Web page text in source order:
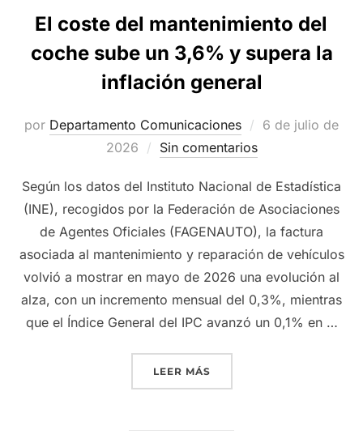
El coste del mantenimiento del
coche sube un 3,6% y supera la
inflación general
por Departamento Comunicaciones
Publicado
6 de julio de
2026
Sin comentarios
Según los datos del Instituto Nacional de Estadística
(INE), recogidos por la Federación de Asociaciones
de Agentes Oficiales (FAGENAUTO), la factura
asociada al mantenimiento y reparación de vehículos
volvió a mostrar en mayo de 2026 una evolución al
alza, con un incremento mensual del 0,3%, mientras
que el Índice General del IPC avanzó un 0,1% en …
LEER MÁS«EL COSTE DEL